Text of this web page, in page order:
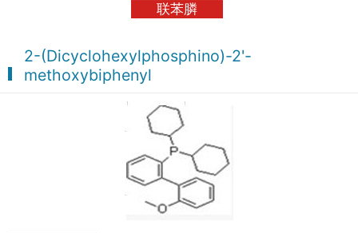
联苯膦
2-(Dicyclohexylphosphino)-2'-
methoxybiphenyl